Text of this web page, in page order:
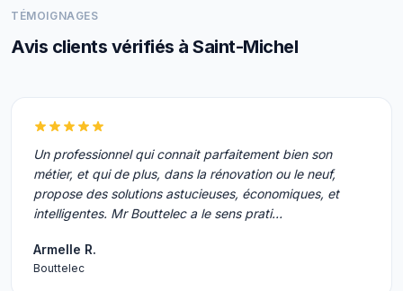
TÉMOIGNAGES
Avis clients vérifiés à Saint-Michel
Un professionnel qui connait parfaitement bien son
métier, et qui de plus, dans la rénovation ou le neuf,
propose des solutions astucieuses, économiques, et
intelligentes. Mr Bouttelec a le sens prati…
Armelle R.
Bouttelec